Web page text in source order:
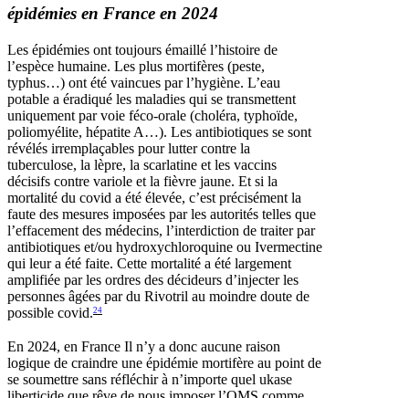
épidémies en France en 2024
Les épidémies ont toujours émaillé l’histoire de
l’espèce humaine. Les plus mortifères (peste,
typhus…) ont été vaincues par l’hygiène. L’eau
potable a éradiqué les maladies qui se transmettent
uniquement par voie féco-orale (choléra, typhoïde,
poliomyélite, hépatite A…). Les antibiotiques se sont
révélés irremplaçables pour lutter contre la
tuberculose, la lèpre, la scarlatine et les vaccins
décisifs contre variole et la fièvre jaune. Et si la
mortalité du covid a été élevée, c’est précisément la
faute des mesures imposées par les autorités telles que
l’effacement des médecins, l’interdiction de traiter par
antibiotiques et/ou hydroxychloroquine ou Ivermectine
qui leur a été faite. Cette mortalité a été largement
amplifiée par les ordres des décideurs d’injecter les
personnes âgées par du Rivotril au moindre doute de
possible covid.24
En 2024, en France Il n’y a donc aucune raison
logique de craindre une épidémie mortifère au point de
se soumettre sans réfléchir à n’importe quel ukase